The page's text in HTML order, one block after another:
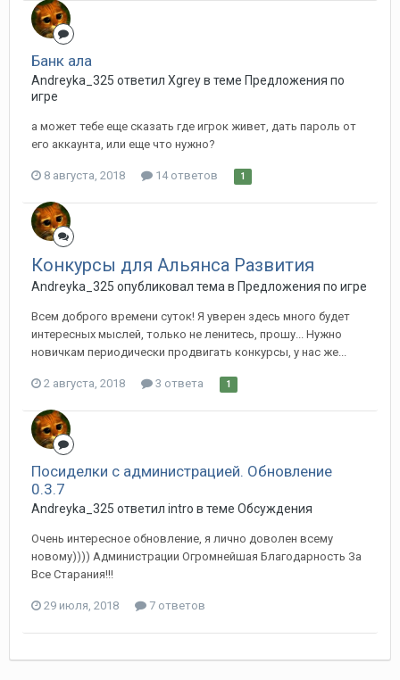
Банк ала
Andreyka_325 ответил Xgrey в теме Предложения по
игре
а может тебе еще сказать где игрок живет, дать пароль от
его аккаунта, или еще что нужно?
8 августа, 2018 14 ответов 1
Конкурсы для Альянса Развития
Andreyka_325 опубликовал тема в Предложения по игре
Всем доброго времени суток! Я уверен здесь много будет
интересных мыслей, только не ленитесь, прошу... Нужно
новичкам периодически продвигать конкурсы, у нас же...
2 августа, 2018 3 ответа 1
Посиделки с администрацией. Обновление
0.3.7
Andreyka_325 ответил intro в теме Обсуждения
Очень интересное обновление, я лично доволен всему
новому)))) Администрации Огромнейшая Благодарность За
Все Старания!!!
29 июля, 2018 7 ответов